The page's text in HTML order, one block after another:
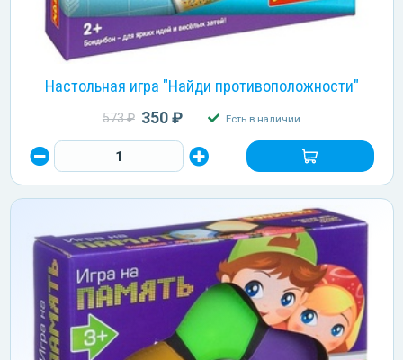
Настольная игра "Найди противоположности"
573 ₽ 350 ₽ Есть в наличии